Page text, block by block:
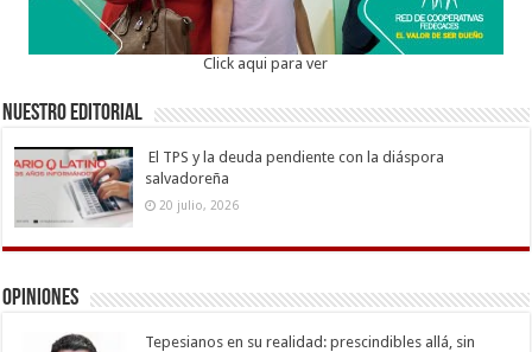
Click aqui para ver
Nuestro Editorial
El TPS y la deuda pendiente con la diáspora
salvadoreña
20 julio, 2026
Opiniones
Tepesianos en su realidad: prescindibles allá, sin